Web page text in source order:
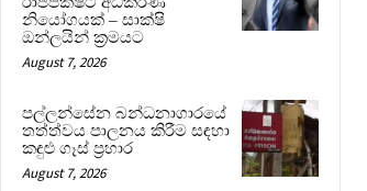
නියෝගයක් – සාක්ෂි
ඔන්ලයින් ක්‍රමයට
August 7, 2026
පල්ලන්සේන බන්ධනාගාරයේ
තත්ත්වය පාලනය කිරීම සඳහා
කඳුළු ගෑස් ප්‍රහාර
August 7, 2026